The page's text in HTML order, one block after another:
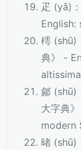
疋 (yǎ)
English:
樗 (shū)
典》 -
鄃 (shū)
大字典
modern
暏 (shǔ)